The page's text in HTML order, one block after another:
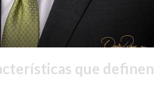
que definen